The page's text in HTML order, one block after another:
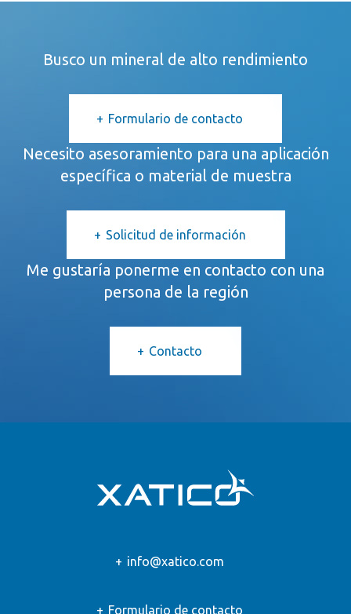
Busco un mineral de alto rendimiento
Formulario de contacto
Necesito asesoramiento para una aplicación
específica o material de muestra
Solicitud de información
Me gustaría ponerme en contacto con una
persona de la región
Contacto
info@xatico.com
Formulario de contacto